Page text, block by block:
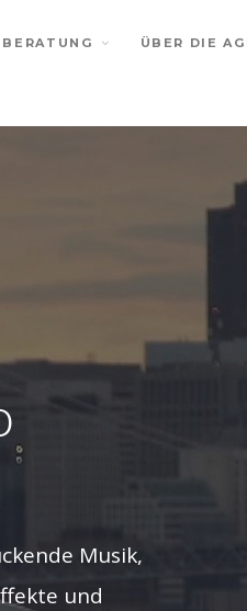
BERATUNG ÜBER DIE
Musik,
und